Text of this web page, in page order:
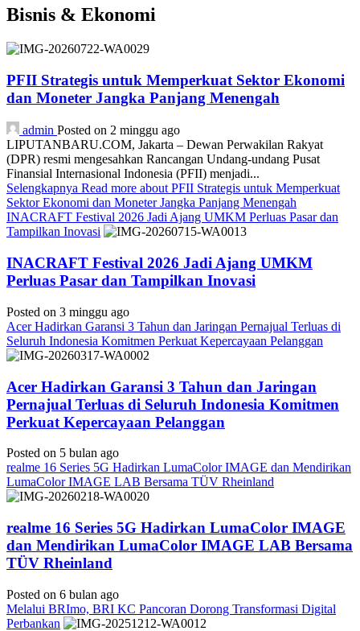
Bisnis & Ekonomi
PFII Strategis untuk Memperkuat Sektor Ekonomi
dan Moneter Jangka Panjang Menengah
admin Posted on 2 minggu ago
LIPUTANBARU.COM, Jakarta – Dewan Perwakilan Rakyat
(DPR) resmi mengesahkan Rancangan Undang-undang Pusat
Finansial Internasional Indonesia (PFII) menjadi...
Selengkapnya Read more about PFII Strategis untuk Memperkuat
Sektor Ekonomi dan Moneter Jangka Panjang Menengah
INACRAFT Festival 2026 Jadi Ajang UMKM Perluas Pasar dan
Tampilkan Inovasi
INACRAFT Festival 2026 Jadi Ajang UMKM
Perluas Pasar dan Tampilkan Inovasi
Posted on 3 minggu ago
Acer Hadirkan Garansi 3 Tahun dan Jaringan Pernajual Terluas di
Seluruh Indonesia Komitmen Perkuat Kepercayaan Pelanggan
Acer Hadirkan Garansi 3 Tahun dan Jaringan
Pernajual Terluas di Seluruh Indonesia Komitmen
Perkuat Kepercayaan Pelanggan
Posted on 5 bulan ago
realme 16 Series 5G Hadirkan LumaColor IMAGE dan Mendirikan
LumaColor IMAGE LAB Bersama TÜV Rheinland
realme 16 Series 5G Hadirkan LumaColor IMAGE
dan Mendirikan LumaColor IMAGE LAB Bersama
TÜV Rheinland
Posted on 6 bulan ago
Melalui BRImo, BRI KC Pancoran Dorong Transformasi Digital
Perbankan